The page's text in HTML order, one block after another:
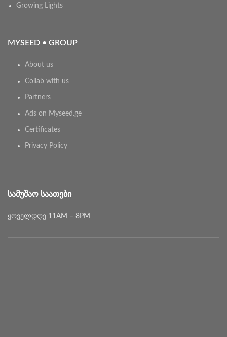
Growing Lights
MYSEED • GROUP
About us
Collab with us
Partners
Ads on Myseed.ge
Certificates
Privacy Policy
ᲡᲐᲛᲣᲨᲐᲝ ᲡᲐᲐᲗᲔᲑᲘ
ყოველდღე 11AM – 8PM